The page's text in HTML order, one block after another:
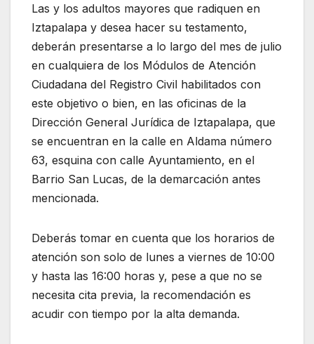
Las y los adultos mayores que radiquen en
Iztapalapa y desea hacer su testamento,
deberán presentarse a lo largo del mes de julio
en cualquiera de los Módulos de Atención
Ciudadana del Registro Civil habilitados con
este objetivo o bien, en las oficinas de la
Dirección General Jurídica de Iztapalapa, que
se encuentran en la calle en Aldama número
63, esquina con calle Ayuntamiento, en el
Barrio San Lucas, de la demarcación antes
mencionada.
Deberás tomar en cuenta que los horarios de
atención son solo de lunes a viernes de 10:00
y hasta las 16:00 horas y, pese a que no se
necesita cita previa, la recomendación es
acudir con tiempo por la alta demanda.